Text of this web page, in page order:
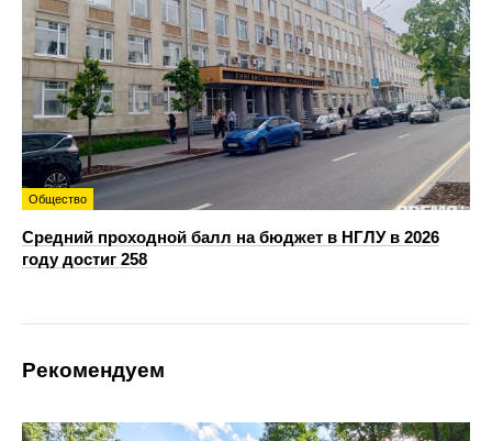
Общество
Средний проходной балл на бюджет в НГЛУ в 2026
году достиг 258
Рекомендуем